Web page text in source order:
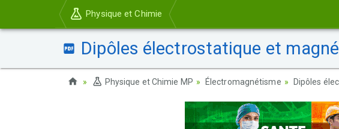
Physique et Chimie
Dipôles électrostatique et
Physique et Chimie MP Électromagnétisme Dipôles